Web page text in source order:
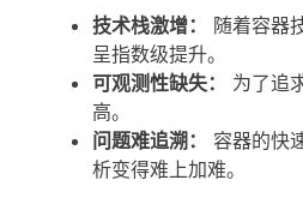
技术栈激增：
随着容器
呈指数级提升。
可观测性缺失：
为了追
高。
问题难追溯：
容器的快
析变得难上加难。